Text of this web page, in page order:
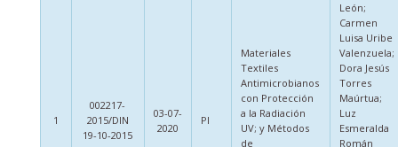
1
002217-
2015/DIN
19-10-2015
03-07-
2020
PI
Materiales
Textiles
Antimicrobianos
con Protección
a la Radiación
UV; y Métodos
de
León;
Carmen
Luisa Uribe
Valenzuela;
Dora Jesús
Torres
Maúrtua;
Luz
Esmeralda
Román